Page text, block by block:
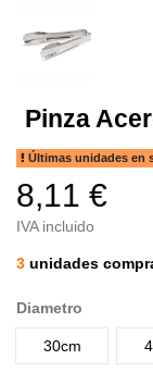
Pinza
Últimas unidades en
8,11 €
IVA incluido
3 unidades
Diametro
30cm